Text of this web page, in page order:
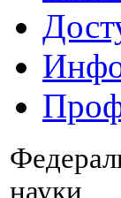
науки